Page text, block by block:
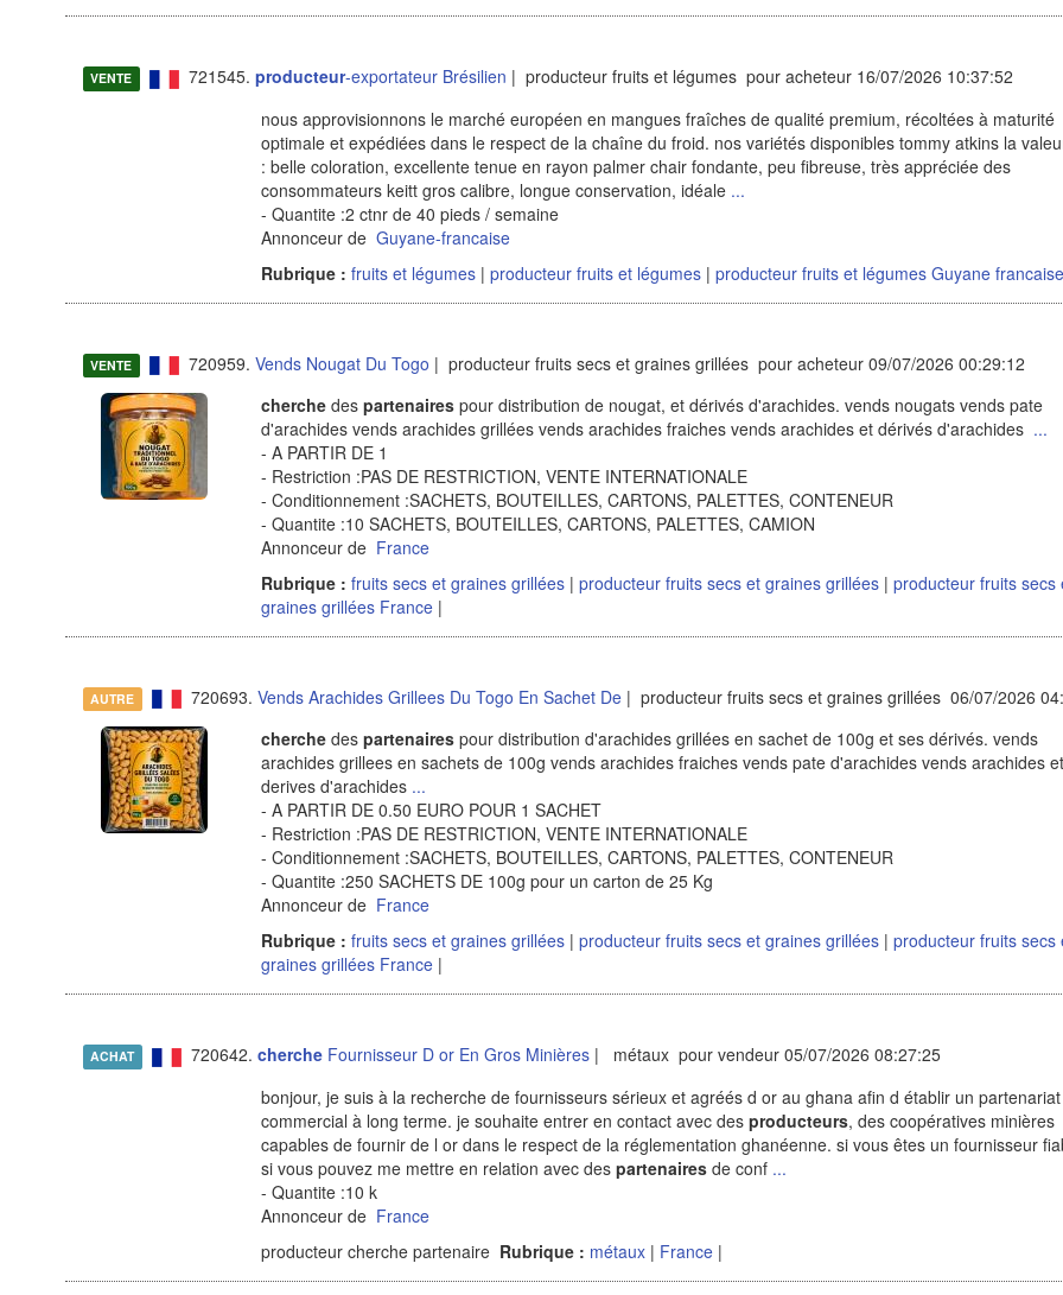
VENTE 721545. producteur-exportateur Brésilien | producteur fruits et légumes pour acheteur 16/07/2026 10:37:52
nous approvisionnons le marché européen en mangues fraîches de qualité premium, récoltées à maturité
optimale et expédiées dans le respect de la chaîne du froid. nos variétés disponibles tommy atkins la
: belle coloration, excellente tenue en rayon palmer chair fondante, peu fibreuse, très appréciée des
consommateurs keitt gros calibre, longue conservation, idéale ...
- Quantite :2 ctnr de 40 pieds / semaine
Annonceur de Guyane-francaise
Rubrique : fruits et légumes | producteur fruits et légumes| producteur fruits et légumes Guyane francaise
VENTE 720959. Vends Nougat Du Togo | producteur fruits secs et graines grillées pour acheteur 09/07/2026 00:29:12
cherchedes partenairespour distribution de nougat, et dérivés d'arachides. vends nougats vends pate
d'arachides vends arachides grillées vends arachides fraiches vends arachides et dérivés d'arachides ...
- A PARTIR DE 1
- Restriction :PAS DE RESTRICTION, VENTE INTERNATIONALE
- Conditionnement :SACHETS, BOUTEILLES, CARTONS, PALETTES, CONTENEUR
- Quantite :10 SACHETS, BOUTEILLES, CARTONS, PALETTES, CAMION
Annonceur de France
Rubrique : fruits secs et graines grillées | producteur fruits secs et graines grillées| producteur fruits secs
graines grillées France|
AUTRE 720693. Vends Arachides Grillees Du Togo En Sachet De| producteur fruits secs et graines grillées 06/07/2026
cherchedes partenairespour distribution d'arachides grillées en sachet de 100g et ses dérivés. vends
arachides grillees en sachets de 100g vends arachides fraiches vends pate d'arachides vends arachides et
derives d'arachides ...
- A PARTIR DE 0.50 EURO POUR 1 SACHET
- Restriction :PAS DE RESTRICTION, VENTE INTERNATIONALE
- Conditionnement :SACHETS, BOUTEILLES, CARTONS, PALETTES, CONTENEUR
- Quantite :250 SACHETS DE 100g pour un carton de 25 Kg
Annonceur de France
Rubrique : fruits secs et graines grillées | producteur fruits secs et graines grillées| producteur fruits secs
graines grillées France|
ACHAT 720642. chercheFournisseur D or En Gros Minières| métaux pour vendeur 05/07/2026 08:27:25
bonjour, je suis à la recherche de fournisseurs sérieux et agréés d or au ghana afin d établir un partenariat
commercial à long terme. je souhaite entrer en contact avec des producteurs, des coopératives minières
capables de fournir de l or dans le respect de la réglementation ghanéenne. si vous êtes un fournisseur
si vous pouvez me mettre en relation avec des partenairesde conf ...
- Quantite :10 k
Annonceur de France
producteur cherche partenaire Rubrique : métaux | France|